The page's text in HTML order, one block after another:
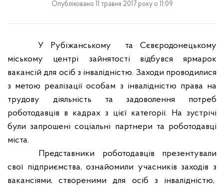
Опубліковано 11 травня 2017 року о 11:09
У Рубіжанському
та Сєвєродонецькому
міському центрі зайнятості відбувся ярмарок
вакансій для осіб з інвалідністю. Заходи проводилися
з метою реалізації особам з інвалідністю права на
трудову діяльність та задоволення потреб
роботодавців в кадрах з цієї категорії. На зустрічі
були запрошені соціальні партнери та роботодавці
міста.
Представники роботодавців презентували
свої підприємства, ознайомили учасників заходів з
вакансіями, створеними для осіб з інвалідністю,